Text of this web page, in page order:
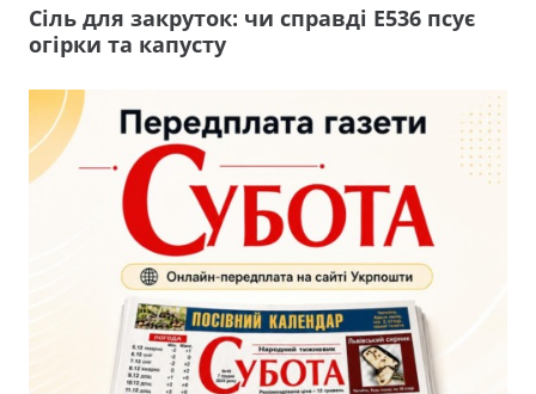
Сіль для закруток: чи справді Е536 псує
огірки та капусту